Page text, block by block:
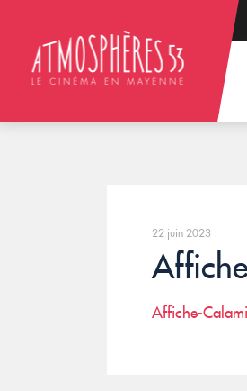
22 juin 2023
Affiche-